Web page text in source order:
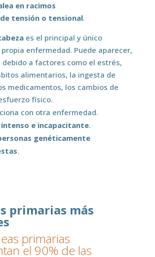
en racimos
tensión o tensional.
es el principal y único
enfermedad. Puede aparecer,
debido a factores como el estrés,
alimentarios, la ingesta de
medicamentos, los cambios de
físico.
con otra enfermedad.
intenso e incapacitante.
genéticamente
.
primarias más
primarias
el 90% de las